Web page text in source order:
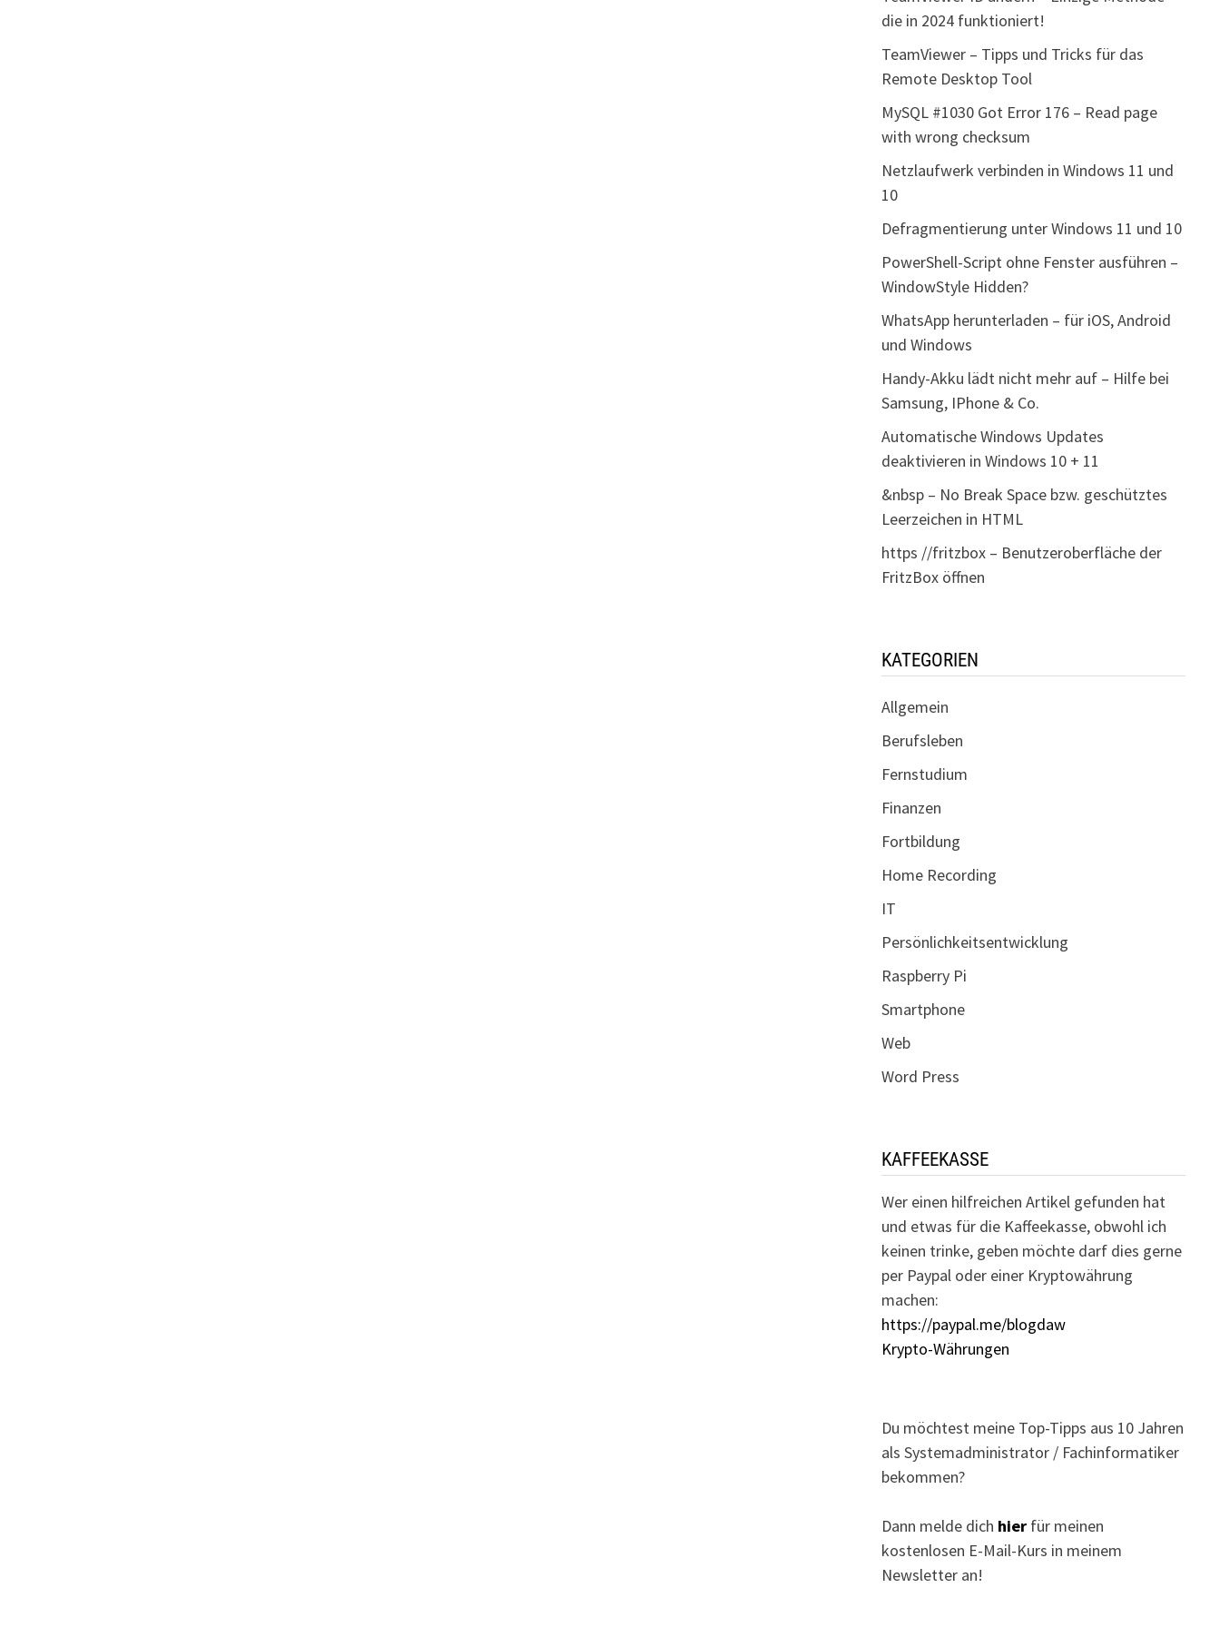
die in 2024 funktioniert!
TeamViewer – Tipps und Tricks für das
Remote Desktop Tool
MySQL #1030 Got Error 176 – Read page
with wrong checksum
Netzlaufwerk verbinden in Windows 11 und
10
Defragmentierung unter Windows 11 und 10
PowerShell-Script ohne Fenster ausführen –
WindowStyle Hidden?
WhatsApp herunterladen – für iOS, Android
und Windows
Handy-Akku lädt nicht mehr auf – Hilfe bei
Samsung, IPhone & Co.
Automatische Windows Updates
deaktivieren in Windows 10 + 11
&nbsp – No Break Space bzw. geschütztes
Leerzeichen in HTML
https //fritzbox – Benutzeroberfläche der
FritzBox öffnen
KATEGORIEN
Allgemein
Berufsleben
Fernstudium
Finanzen
Fortbildung
Home Recording
IT
Persönlichkeitsentwicklung
Raspberry Pi
Smartphone
Web
Word Press
KAFFEEKASSE
Wer einen hilfreichen Artikel gefunden hat
und etwas für die Kaffeekasse, obwohl ich
keinen trinke, geben möchte darf dies gerne
per Paypal oder einer Kryptowährung
machen:
https://paypal.me/blogdaw
Krypto-Währungen
Du möchtest meine Top-Tipps aus 10 Jahren
als Systemadministrator / Fachinformatiker
bekommen?
Dann melde dich hierfür meinen
kostenlosen E-Mail-Kurs in meinem
Newsletter an!